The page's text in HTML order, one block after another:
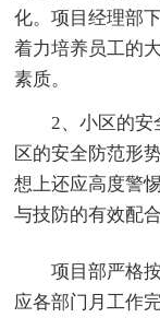
化。项目经理部
着力培养员工的
素质。
2、小区的
区的安全防范形
想上还应高度警
与技防的有效配
项目部严格
应各部门月工作